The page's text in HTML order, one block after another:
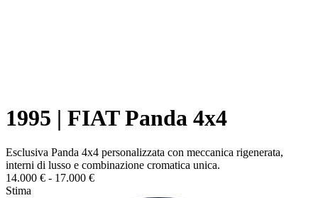
1995 | FIAT Panda 4x4
Esclusiva Panda 4x4 personalizzata con meccanica rigenerata,
interni di lusso e combinazione cromatica unica.
14.000 € - 17.000 €
Stima